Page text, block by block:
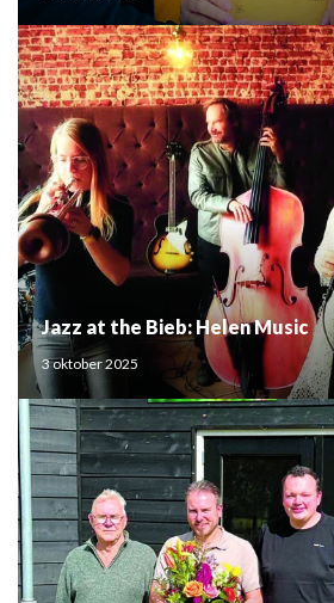
Jazz at the Bieb: Helen Music
3 oktober 2025